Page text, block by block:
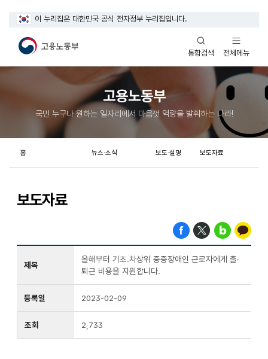
이 누리집은 대한민국 공식 전자정부 누리집입니다.
통합검색
열기
전체메뉴
열기
고용노동부
국민 누구나 원하는 일자리에서 마음껏 역량을 발휘하는 나라!
보도자료
홈 뉴스·소식 보도·설명 보도자료
제목
올해부터 기초.차상위 중증장애인 근로자에게 출·
퇴근 비용을 지원합니다.
등록일 2023-02-09
조회 2,733